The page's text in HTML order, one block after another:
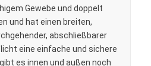
Gewebe und doppelt
und hat einen breiten,
abschließbarer
eine einfache und sichere
es innen und außen noch